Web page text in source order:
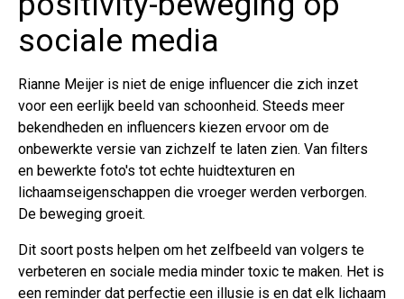
sociale media
Rianne Meijer is niet de enige influencer die zich inzet
voor een eerlijk beeld van schoonheid. Steeds meer
bekendheden en influencers kiezen ervoor om de
onbewerkte versie van zichzelf te laten zien. Van filters
en bewerkte foto's tot echte huidtexturen en
lichaamseigenschappen die vroeger werden verborgen.
De beweging groeit.
Dit soort posts helpen om het zelfbeeld van volgers te
verbeteren en sociale media minder toxic te maken. Het is
een reminder dat perfectie een illusie is en dat elk lichaam